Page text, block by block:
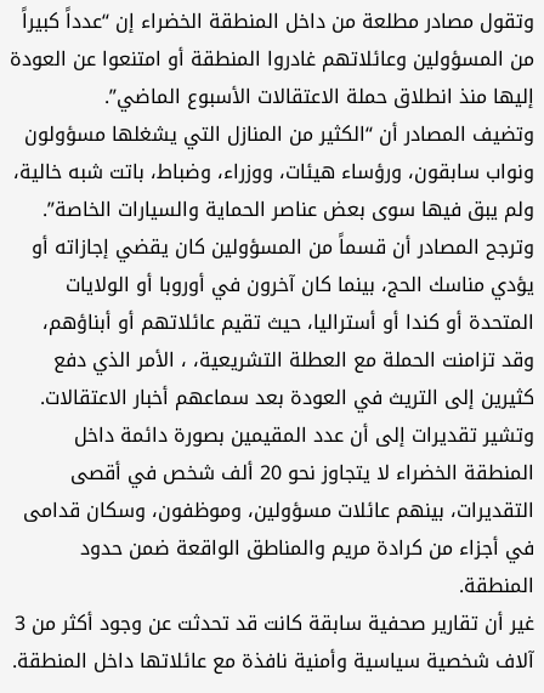
مصادر مطلعة من داخل المنطقة الخضراء إن “عدداً كبيراً
المسؤولين وعائلاتهم غادروا المنطقة أو امتنعوا عن العودة
منذ انطلاق حملة الاعتقالات الأسبوع الماضي”.
المصادر أن “الكثير من المنازل التي يشغلها مسؤولون
سابقون، ورؤساء هيئات، ووزراء، وضباط، باتت شبه خالية،
يبق فيها سوى بعض عناصر الحماية والسيارات الخاصة”.
المصادر أن قسماً من المسؤولين كان يقضي إجازاته أو
مناسك الحج، بينما كان آخرون في أوروبا أو الولايات
أو كندا أو أستراليا، حيث تقيم عائلاتهم أو أبناؤهم،
تزامنت الحملة مع العطلة التشريعية، ، الأمر الذي دفع
إلى التريث في العودة بعد سماعهم أخبار الاعتقالات.
تقديرات إلى أن عدد المقيمين بصورة دائمة داخل
المنطقة الخضراء لا يتجاوز نحو 20 ألف شخص في أقصى
بينهم عائلات مسؤولين، وموظفون، وسكان قدامى
أجزاء من كرادة مريم والمناطق الواقعة ضمن حدود
غير أن تقارير صحفية سابقة كانت قد تحدثت عن وجود أكثر من 3
شخصية سياسية وأمنية نافذة مع عائلاتها داخل المنطقة.